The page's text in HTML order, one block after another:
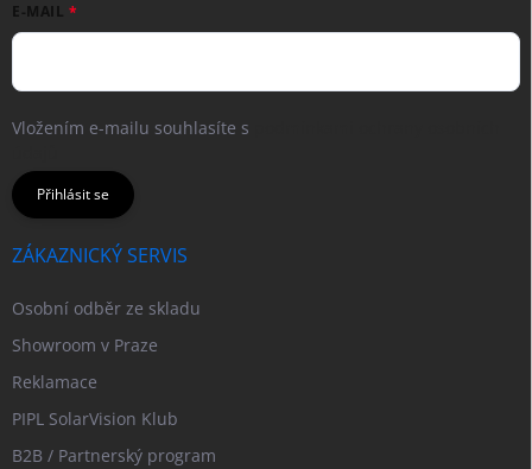
E-MAIL
Vložením e-mailu souhlasíte s
Přihlásit se
ZÁKAZNICKÝ SERVIS
Osobní odběr ze skladu
Showroom v Praze
Reklamace
PIPL SolarVision Klub
B2B / Partnerský program